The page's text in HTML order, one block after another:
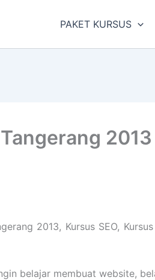
PAKET KURSUS
2013
2013, Kursus SEO,
belajar membuat website,